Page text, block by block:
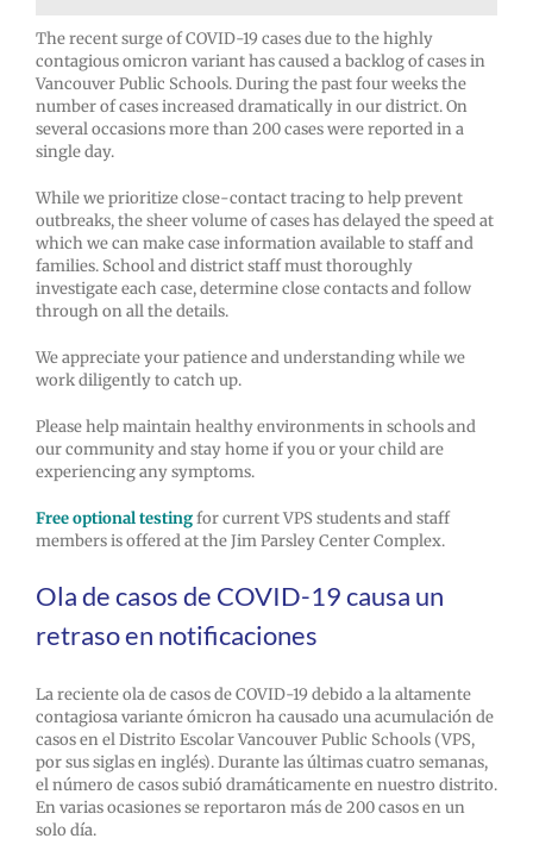
The recent surge of COVID-19 cases due to the highly
contagious omicron variant has caused a backlog of cases in
Vancouver Public Schools. During the past four weeks the
number of cases increased dramatically in our district. On
several occasions more than 200 cases were reported in a
single day.
While we prioritize close-contact tracing to help prevent
outbreaks, the sheer volume of cases has delayed the speed at
which we can make case information available to staff and
families. School and district staff must thoroughly
investigate each case, determine close contacts and follow
through on all the details.
We appreciate your patience and understanding while we
work diligently to catch up.
Please help maintain healthy environments in schools and
our community and stay home if you or your child are
experiencing any symptoms.
Free optional testingfor current VPS students and staff
members is offered at the Jim Parsley Center Complex.
Ola de casos de COVID-19 causa un
retraso en notificaciones
La reciente ola de casos de COVID-19 debido a la altamente
contagiosa variante ómicron ha causado una acumulación de
casos en el Distrito Escolar Vancouver Public Schools (VPS,
por sus siglas en inglés). Durante las últimas cuatro semanas,
el número de casos subió dramáticamente en nuestro distrito.
En varias ocasiones se reportaron más de 200 casos en un
solo día.